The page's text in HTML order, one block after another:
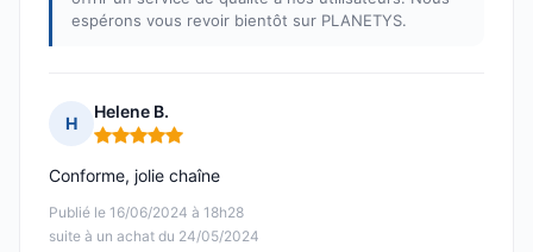
espérons vous revoir bientôt sur PLANETYS.
H
Helene B.
Note : 5 sur 5
Publié le 16/06/2024 à 18h28
suite à un achat du 24/05/2024
Conforme, jolie chaîne